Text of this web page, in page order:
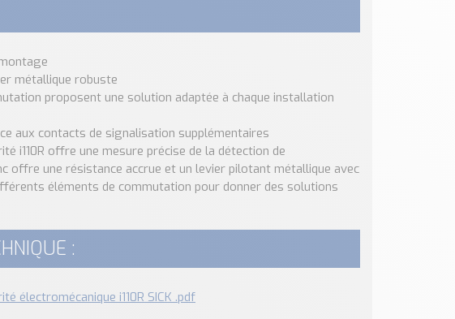
métallique robuste
proposent une solution adaptée à chaque installation
aux contacts de signalisation supplémentaires
i110R offre une mesure précise de la détection de
offre une résistance accrue et un levier pilotant métallique avec
éléments de commutation pour donner des solutions
:
électromécanique i110R SICK .pdf